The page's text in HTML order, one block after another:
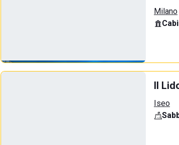
Milano
Il
Iseo